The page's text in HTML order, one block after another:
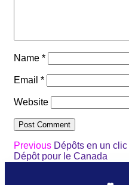
Name *
Email *
Website
Previous Dépôts en un
Dépôt pour le Canada